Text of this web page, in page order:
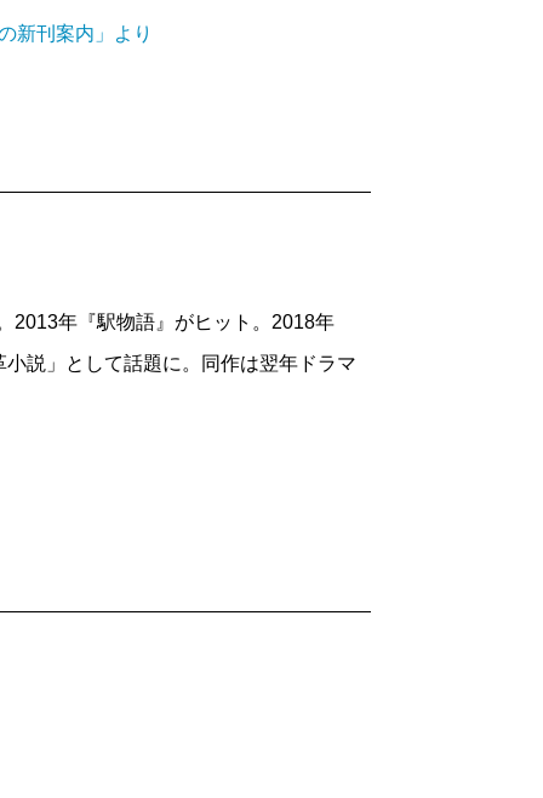
新刊案内」より
2013年『駅物語』がヒット。2018年
説」として話題に。同作は翌年ドラマ